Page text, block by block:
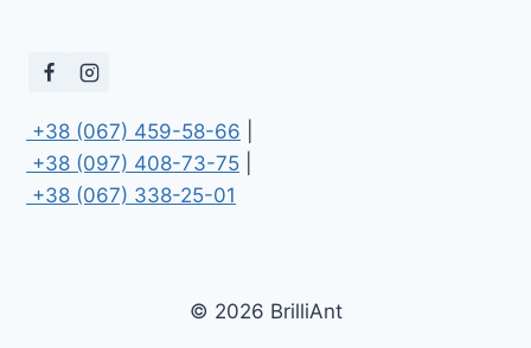
+38 (067) 459-58-66
+38 (097) 408-73-75
+38 (067) 338-25-01
© 2026 BrilliAnt